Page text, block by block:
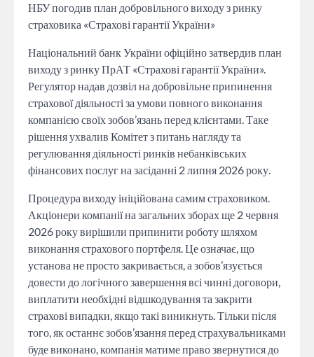
НБУ погодив план добровільного виходу з ринку
страховика «Страхові гарантії України»
Національний банк України офіційно затвердив план
виходу з ринку ПрАТ «Страхові гарантії України».
Регулятор надав дозвіл на добровільне припинення
страхової діяльності за умови повного виконання
компанією своїх зобов’язань перед клієнтами. Таке
рішення ухвалив Комітет з питань нагляду та
регулювання діяльності ринків небанківських
фінансових послуг на засіданні 2 липня 2026 року.
Процедура виходу ініційована самим страховиком.
Акціонери компанії на загальних зборах ще 2 червня
2026 року вирішили припинити роботу шляхом
виконання страхового портфеля. Це означає, що
установа не просто закривається, а зобов’язується
довести до логічного завершення всі чинні договори,
виплатити необхідні відшкодування та закрити
страхові випадки, якщо такі виникнуть. Тільки після
того, як останнє зобов’язання перед страхувальниками
буде виконано, компанія матиме право звернутися до